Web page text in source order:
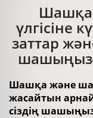
Шашқа
үлгісіне
заттар
Шашқа және
жасайтын
сіздің